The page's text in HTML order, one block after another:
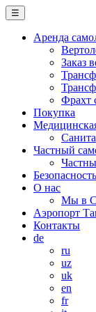
☰
Аренда
Заказ
Фрахт
Покупка
Частный
Безопасность
О нас
Мы в
Аэропорт
Контакты
de
ru
uz
uk
en
fr